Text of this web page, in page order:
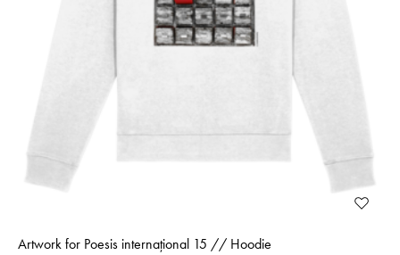
Artwork for Poesis internațional 15 // Hoodie